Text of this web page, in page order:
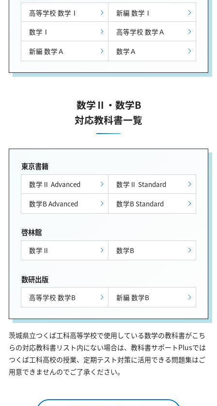
高等学校 数学Ⅰ
新編 数学Ⅰ
数学Ⅰ
高等学校 数学Ａ
新編 数学Ａ
数学Ａ
数学Ⅱ・数学B
対応教科書一覧
東京書籍
数学Ⅱ Advanced
数学Ⅱ Standard
数学B Advanced
数学B Standard
啓林館
数学Ⅱ 数学B
数研出版
高等学校 数学B 新編 数学B
茨城県立つくば工科高等学校で使用している数学の教科書がこち
らの対応教科書リスト内にない場合は、教科書サポートPlusでは
つくば工科高校の授業、定期テスト対策に活用できる問題集はご
用意できませんのでご了承ください。